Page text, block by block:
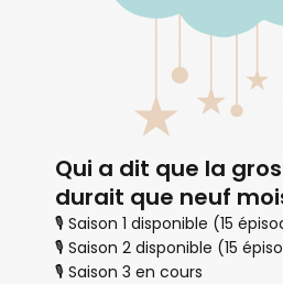
Qui a dit que la
durait que neuf
🎙 Saison 1 disponible (15
🎙 Saison 2 disponible (15
🎙 Saison 3 en cours